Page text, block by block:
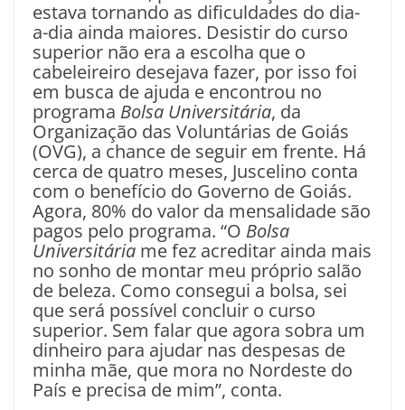
estava tornando as dificuldades do dia-
a-dia ainda maiores. Desistir do curso
superior não era a escolha que o
cabeleireiro desejava fazer, por isso foi
em busca de ajuda e encontrou no
programa Bolsa Universitária, da
Organização das Voluntárias de Goiás
(OVG), a chance de seguir em frente. Há
cerca de quatro meses, Juscelino conta
com o benefício do Governo de Goiás.
Agora, 80% do valor da mensalidade são
pagos pelo programa. “O Bolsa
Universitária me fez acreditar ainda mais
no sonho de montar meu próprio salão
de beleza. Como consegui a bolsa, sei
que será possível concluir o curso
superior. Sem falar que agora sobra um
dinheiro para ajudar nas despesas de
minha mãe, que mora no Nordeste do
País e precisa de mim”, conta.